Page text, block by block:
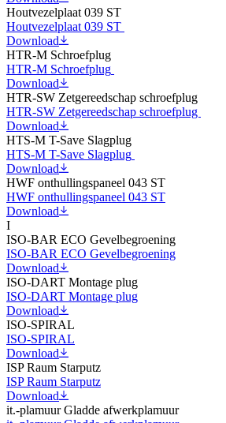
Houtvezelplaat 039 ST
Houtvezelplaat 039 ST
Download
HTR-M Schroefplug
HTR-M Schroefplug
Download
HTR-SW Zetgereedschap schroefplug
HTR-SW Zetgereedschap schroefplug
Download
HTS-M T-Save Slagplug
HTS-M T-Save Slagplug
Download
HWF onthullingspaneel 043 ST
HWF onthullingspaneel 043 ST
Download
I
ISO-BAR ECO Gevelbegroening
ISO-BAR ECO Gevelbegroening
Download
ISO-DART Montage plug
ISO-DART Montage plug
Download
ISO-SPIRAL
ISO-SPIRAL
Download
ISP Raum Starputz
ISP Raum Starputz
Download
it.-plamuur Gladde afwerkplamuur